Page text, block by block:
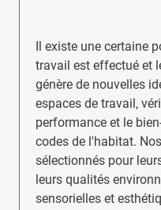
Il existe une certaine
travail est effectué et
génère de nouvelles
espaces de travail,
performance et le
codes de l'habitat.
sélectionnés pour
leurs qualités
sensorielles et